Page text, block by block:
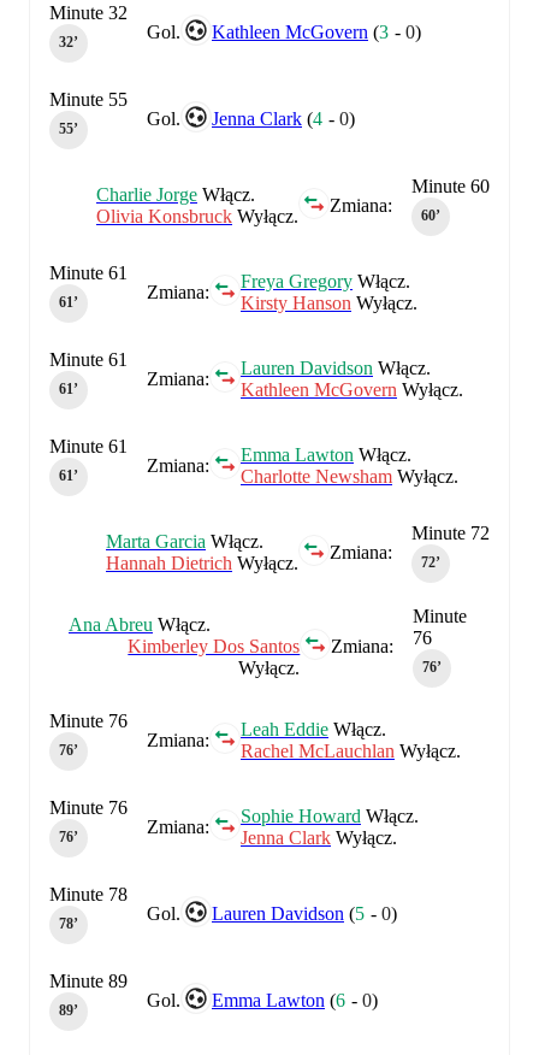
Gol. Kathleen McGovern (3 -0)
Minute 32
32‎’‎
Gol. Jenna Clark (4 -0)
Minute 55
55‎’‎
Minute 60
60‎’‎
Zmiana:
Charlie Jorge Włącz.
Olivia Konsbruck Wyłącz.
Zmiana:
Freya Gregory Włącz.
Kirsty Hanson Wyłącz.
Minute 61
61‎’‎
Zmiana:
Lauren Davidson Włącz.
Kathleen McGovern Wyłącz.
Minute 61
61‎’‎
Zmiana:
Emma Lawton Włącz.
Charlotte Newsham Wyłącz.
Minute 61
61‎’‎
Minute 72
72‎’‎
Zmiana:
Marta Garcia Włącz.
Hannah Dietrich Wyłącz.
Minute
76
76‎’‎
Zmiana:
Ana Abreu Włącz.
Kimberley Dos Santos
Wyłącz.
Zmiana:
Leah Eddie Włącz.
Rachel McLauchlan Wyłącz.
Minute 76
76‎’‎
Zmiana:
Sophie Howard Włącz.
Jenna Clark Wyłącz.
Minute 76
76‎’‎
Gol. Lauren Davidson (5 -0)
Minute 78
78‎’‎
Gol. Emma Lawton (6 -0)
Minute 89
89‎’‎